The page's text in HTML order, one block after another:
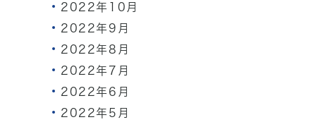
2022年10月
2022年9月
2022年8月
2022年7月
2022年6月
2022年5月